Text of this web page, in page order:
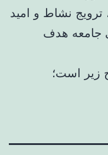
نشاط و امید
جامعه هدف
زیر است؛